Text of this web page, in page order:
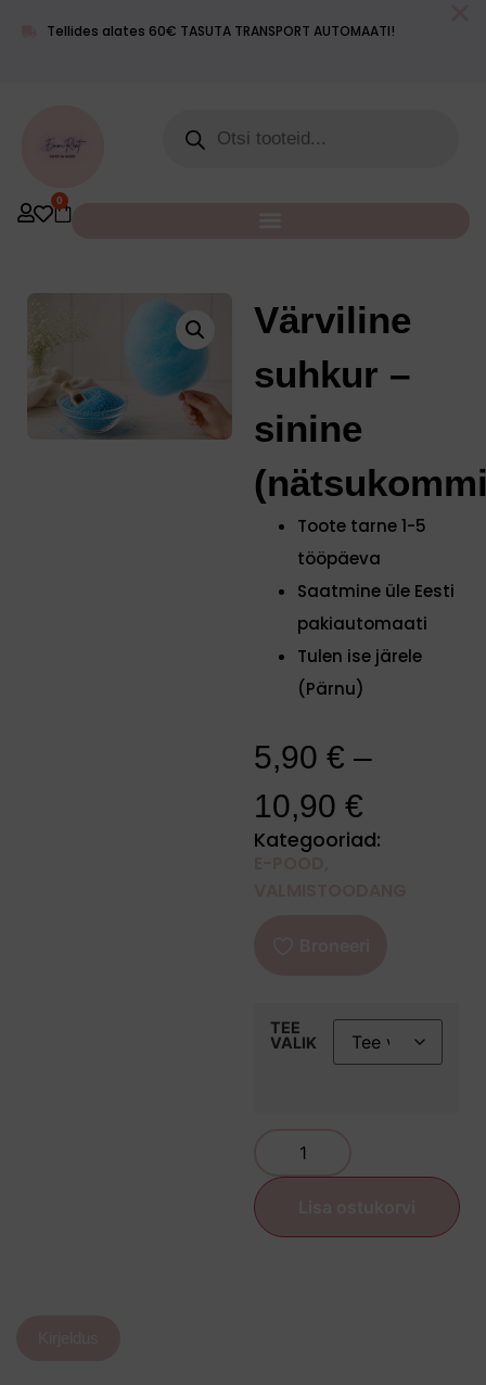
+372 55
info@emmimaailm.eeMeie luguBlogiKontakt
0
Värviline
suhkur –
sinine
Toote tarne 1-5
tööpäeva
Saatmine üle Eesti
pakiautomaati
Tulen ise järele
(Pärnu)
5,90 € –
10,90 €
Kategooriad:
TEE
VALIK
Tellides alates 60€ TASUTA TRANSPORT AUTOMAATI!